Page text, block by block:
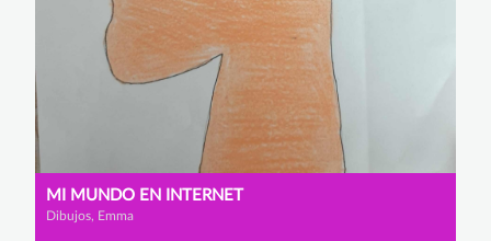
MI MUNDO EN INTERNET
Dibujos, Emma